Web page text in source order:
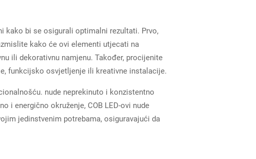
kako bi se osigurali optimalni rezultati. Prvo,
kako će ovi elementi utjecati na
ili dekorativnu namjenu. Također, procijenite
funkcijsko osvjetljenje ili kreativne instalacije.
nude neprekinuto i konzistentno
i energično okruženje, COB LED-ovi nude
jedinstvenim potrebama, osiguravajući da